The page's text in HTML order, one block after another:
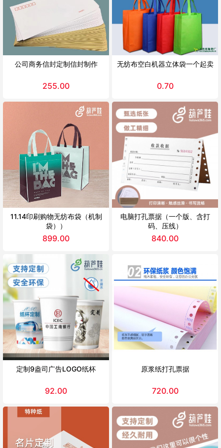
公司商务信封定制信封制作
255.00
无纺布空白机器立体袋一个起卖
0.70
11.14印刷购物无纺布袋（机制
袋））
899.00
电脑打孔票据（一个版、含打
码、压线）
840.00
定制9盎司广告LOGO纸杯
92.00
原浆纸打孔票据
720.00